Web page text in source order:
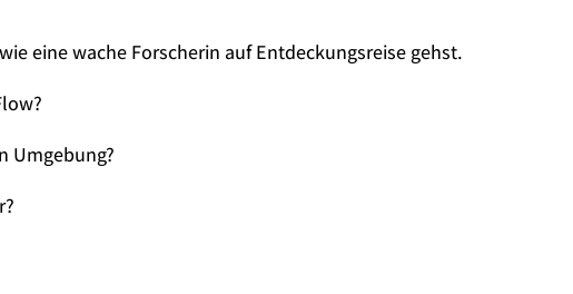
eine wache Forscherin auf Entdeckungsreise gehst.
Umgebung?